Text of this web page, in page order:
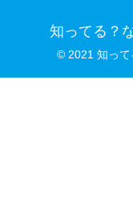
知ってる？
© 2021 知って